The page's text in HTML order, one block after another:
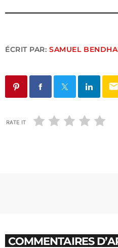
ÉCRIT PAR:SAMUEL
email
RATE IT
COMMENTAIRES